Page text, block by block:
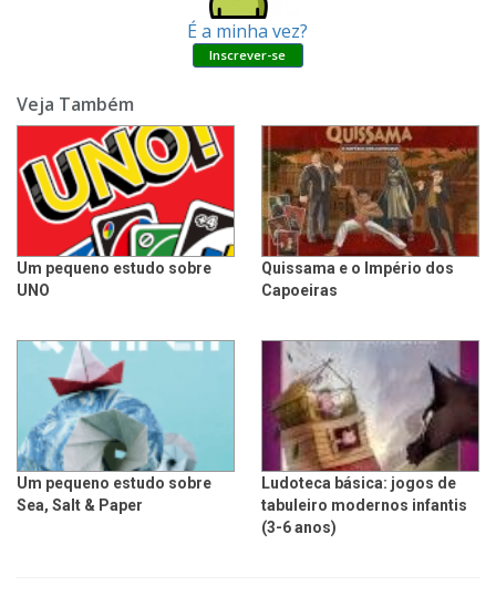
É a minha vez?
Veja Também
Um pequeno estudo sobre
UNO
Quissama e o Império dos
Capoeiras
Um pequeno estudo sobre
Sea, Salt & Paper
Ludoteca básica: jogos de
tabuleiro modernos infantis
(3-6 anos)